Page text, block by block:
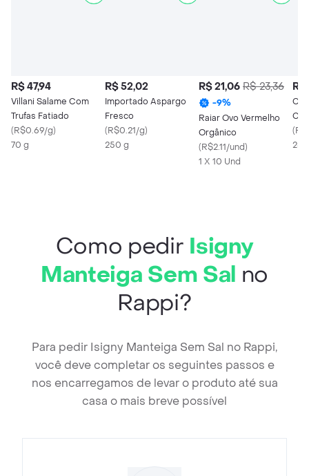
R$ 47,94
Villani Salame Com
Trufas Fatiado
(R$0.69/g)
70 g
R$ 52,02
Importado Aspargo
Fresco
(R$0.21/g)
250 g
R$ 21,06 R$ 23,36
-9%
Raiar Ovo Vermelho
Orgânico
(R$2.11/und)
1 X 10 Und
R$
(
Como pedir Isigny
Manteiga Sem Sal no
Rappi?
Para pedir Isigny Manteiga Sem Sal no Rappi,
você deve completar os seguintes passos e
nos encarregamos de levar o produto até sua
casa o mais breve possível